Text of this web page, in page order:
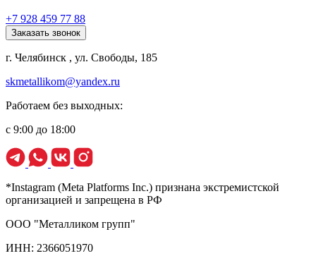
+7 928 459 77 88
Заказать звонок
г. Челябинск , ул. Свободы, 185
skmetallikom@yandex.ru
Работаем без выходных:
с 9:00 до 18:00
*Instagram (Meta Platforms Inc.) признана экстремистской
организацией и запрещена в РФ
ООО "Металликом групп"
ИНН: 2366051970